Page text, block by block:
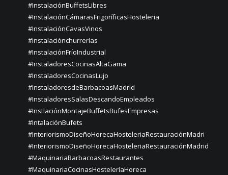
#InstalaciónBuffetsLibres
#InstalaciónCámarasFrigoríficasHosteleria
#InstalaciónCavasVinos
#instalaciónchurrerías
#InstalaciónFríoIndustrial
#InstaladoresCocinasAltaGama
#InstaladoresCocinasLujo
#InstaladoresdeBarbacoasMadrid
#InstaladoresSalasDescandoEmpleados
#InstlaciónMontajeBuffetsBufesEmpresas
#IntalaciónBufets
#InteriorismoDiseñoHorecaHosteleriaRestauraciónMadri
#InteriorismoDiseñoHorecaHosteleriaRestauraciónMadrid
#MaquinariaBarbacoasRestaurantes
#MaquinariaCocinasHosteleríaHoreca